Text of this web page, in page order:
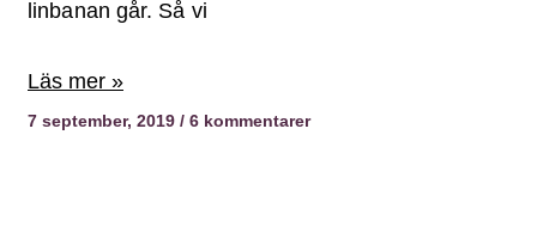
linbanan går. Så vi
Läs mer »
7 september, 2019 6 kommentarer